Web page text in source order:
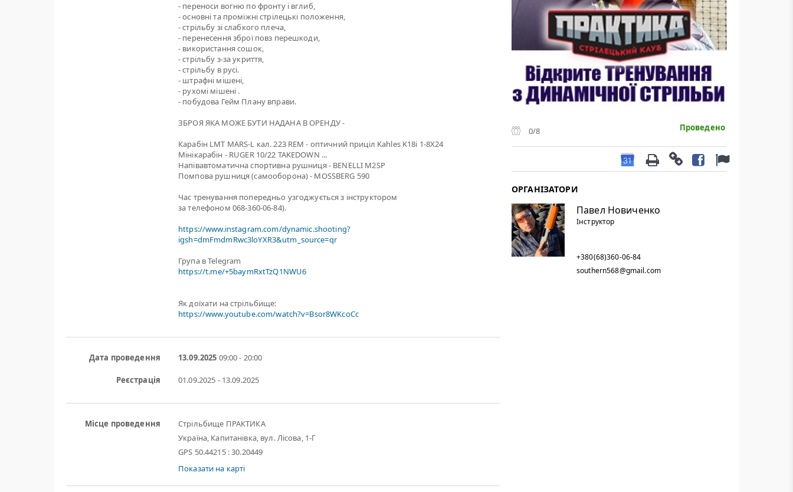
- переноси вогню по фронту і вглиб,
- основні та проміжні стрілецькі положення,
- стрільбу зі слабкого плеча,
- перенесення зброї повз перешкоди,
- використання сошок,
- стрільбу з-за укриття,
- стрільбу в русі.
- штрафні мішені,
- рухомі мішені .
- побудова Гейм Плану вправи.
ЗБРОЯ ЯКА МОЖЕ БУТИ НАДАНА В ОРЕНДУ -
Карабін LMT MARS-L кал. 223 REM - оптичний приціл Kahles K18i 1-8X24
Мінікарабін - RUGER 10/22 TAKEDOWN ...
Напівавтоматична спортивна рушниця - BENELLI M2SP
Помпова рушниця (самооборона) - MOSSBERG 590
Час тренування попередньо узгоджується з інструктором
за телефоном 068-360-06-84).
https://www.instagram.com/dynamic.shooting?
igsh=dmFmdmRwc3loYXR3&utm_source=qr
Група в Telegram
https://t.me/+5baymRxtTzQ1NWU6
Як доїхати на стрільбище:
https://www.youtube.com/watch?v=Bsor8WKcoCc
Дата проведення 13.09.2025 09:00 - 20:00
Реєстрація 01.09.2025 - 13.09.2025
Місце проведення
Стрільбище ПРАКТИКА
Україна, Капитанівка, вул. Лісова, 1-Г
GPS 50.44215 : 30.20449
Показати на карті
0/8 Проведено
ОРГАНІЗАТОРИ
Павел Новиченко
Інструктор
+380(68)360-06-84
southern568@gmail.com